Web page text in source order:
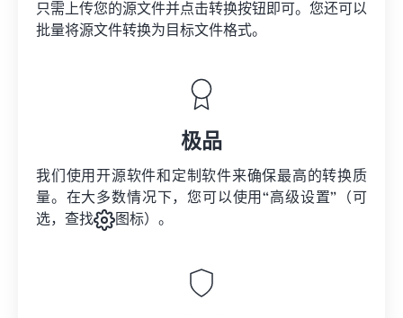
只需上传您的源文件并点击转换按钮即可。您还可以
批量将源文件转换为目标文件格式。
极品
我们使用开源软件和定制软件来确保最高的转换质
量。在大多数情况下，您可以使用“高级设置”（可
选，查找
图标）。